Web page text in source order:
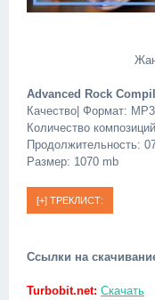
Advanced Rock
Качество| Формат:
Количество
Продолжительность:
Размер: 1070 mb
Ссылки на
Turbobit.net: Скачать